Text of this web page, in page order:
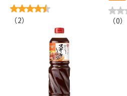
（2） （0）